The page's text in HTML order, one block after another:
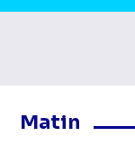
Matin
Masquer